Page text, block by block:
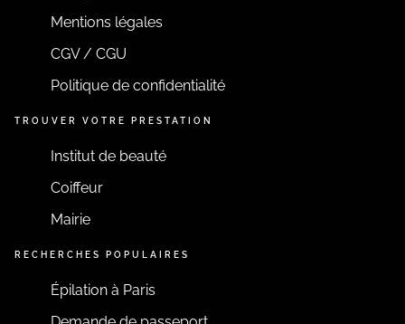
Mentions légales
CGV / CGU
Politique de confidentialité
TROUVER VOTRE PRESTATION
Institut de beauté
Coiffeur
Mairie
RECHERCHES POPULAIRES
Épilation à Paris